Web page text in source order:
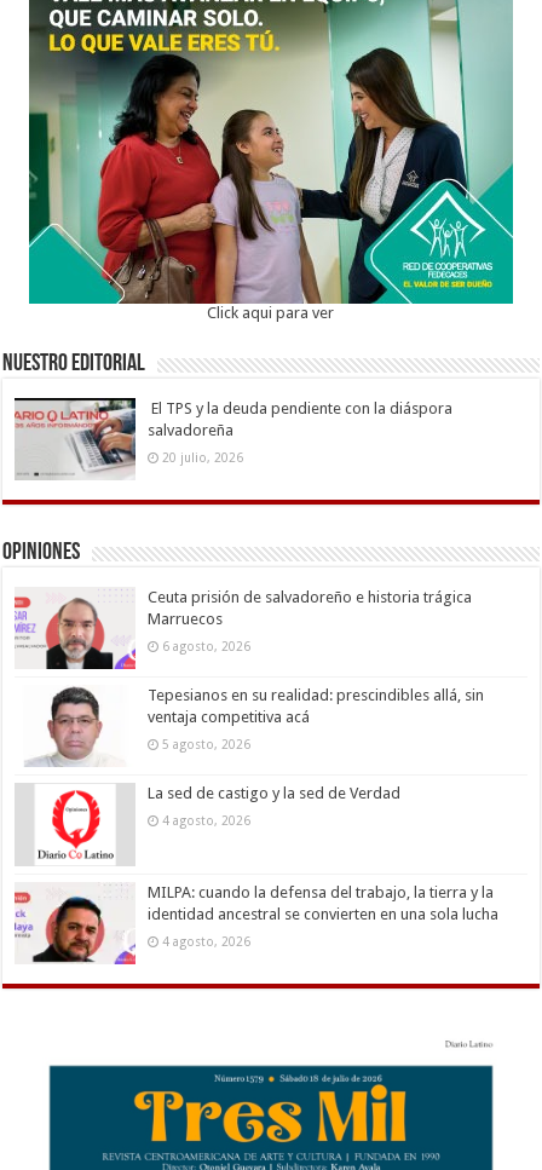
Click aqui para ver
Nuestro Editorial
El TPS y la deuda pendiente con la diáspora
salvadoreña
20 julio, 2026
Opiniones
Ceuta prisión de salvadoreño e historia trágica
Marruecos
6 agosto, 2026
Tepesianos en su realidad: prescindibles allá, sin
ventaja competitiva acá
5 agosto, 2026
La sed de castigo y la sed de Verdad
4 agosto, 2026
MILPA: cuando la defensa del trabajo, la tierra y la
identidad ancestral se convierten en una sola lucha
4 agosto, 2026